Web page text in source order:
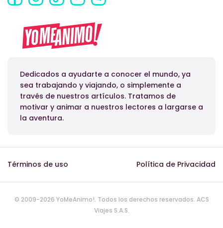
Dedicados a ayudarte a conocer el mundo, ya
sea trabajando y viajando, o simplemente a
través de nuestros artículos. Tratamos de
motivar y animar a nuestros lectores a largarse a
la aventura.
Términos de uso Política de Privacidad
© 2009-2026 YoMeAnimo!. Todos los derechos reservados. ACS
Viajes S.A.S.